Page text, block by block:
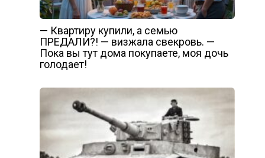
— Квартиру купили, а семью
ПРЕДАЛИ?! — визжала свекровь. —
Пока вы тут дома покупаете, моя дочь
голодает!